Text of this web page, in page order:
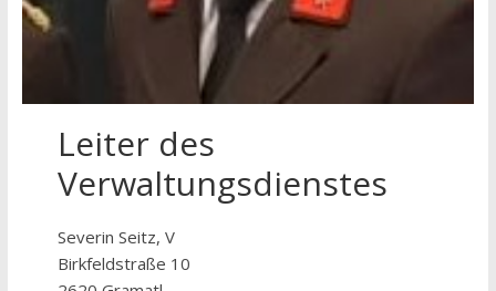
Leiter des
Verwaltungsdienstes
Severin Seitz, V
Birkfeldstraße 10